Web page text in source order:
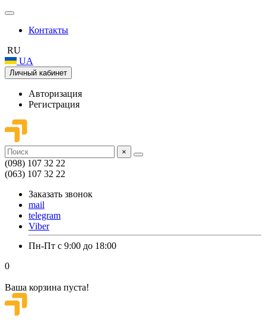
Контакты
RU
UA
Личный кабинет
Авторизация
Регистрация
×
(098) 107 32 22
(063) 107 32 22
Заказать звонок
mail
telegram
Viber
Пн-Пт с 9:00 до 18:00
0
Ваша корзина пуста!